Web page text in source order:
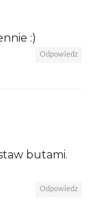
:)
Odpowiedz
butami.
Odpowiedz